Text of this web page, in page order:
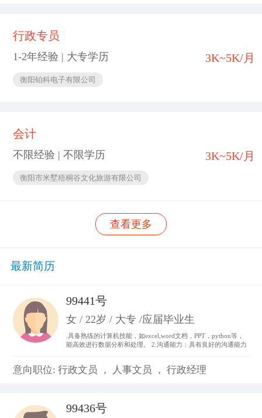
行政专员
1-2年经验 | 大专学历
衡阳铂科电子有限公司
3K~5K/月
会计
不限经验 | 不限学历
衡阳市米墅梧桐谷文化旅游有限公司
3K~5K/月
查看更多
最新简历
99441号
女 / 22岁 / 大专 /应届毕业生
.具备熟练的计算机技能，如excel,word文档，PPT，python等，
能高效进行数据分析和处理。 2.沟通能力：具有良好的沟通能力
度参与”为行动准则。。
意向职位: 行政文员 ， 人事文员 ， 行政经理
99436号